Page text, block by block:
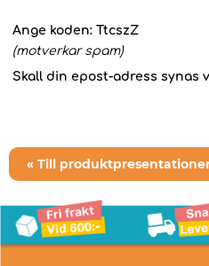
Ange koden: TtcszZ
(motverkar spam)
Skall din epost-adress synas
« Till